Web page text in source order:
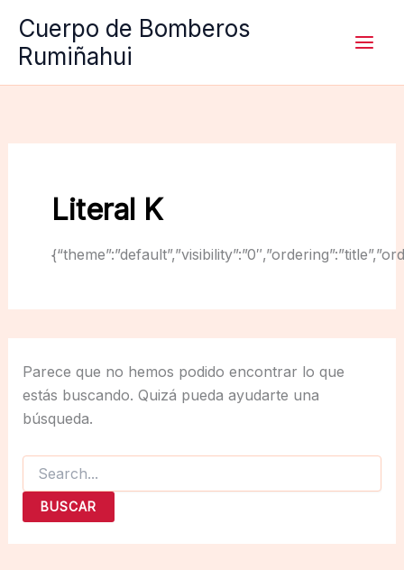
contenido
Cuerpo de Bomberos
Rumiñahui
Literal K
Parece que no hemos podido encontrar lo que
estás buscando. Quizá pueda ayudarte una
búsqueda.
Buscar
por: